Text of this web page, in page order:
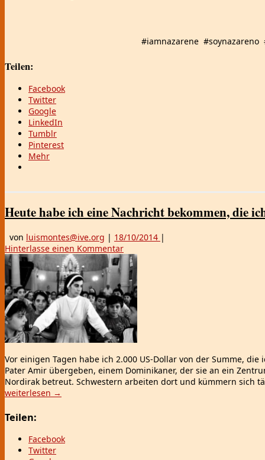
#iamnazarene #soynazareno
Teilen:
Facebook
Twitter
Google
LinkedIn
Tumblr
Pinterest
Mehr
Heute habe ich eine Nachricht bekommen, die
von luismontes@ive.org | 18/10/2014 |
Hinterlasse einen Kommentar
Vor einigen Tagen habe ich 2.000 US-Dollar von der Summe,
Pater Amir übergeben, einem Dominikaner, der sie an ein
Nordirak betreut. Schwestern arbeiten dort und kümmern sich
weiterlesen →
Teilen:
Facebook
Twitter